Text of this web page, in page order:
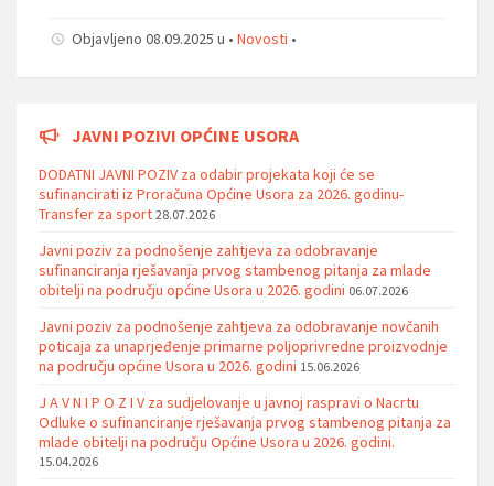
Objavljeno 08.09.2025 u • Novosti •
JAVNI POZIVI OPĆINE USORA
DODATNI JAVNI POZIV za odabir projekata koji će se
sufinancirati iz Proračuna Općine Usora za 2026. godinu-
Transfer za sport 28.07.2026
Javni poziv za podnošenje zahtjeva za odobravanje
sufinanciranja rješavanja prvog stambenog pitanja za mlade
obitelji na području općine Usora u 2026. godini 06.07.2026
Javni poziv za podnošenje zahtjeva za odobravanje novčanih
poticaja za unaprjeđenje primarne poljoprivredne proizvodnje
na području općine Usora u 2026. godini 15.06.2026
J A V N I P O Z I V za sudjelovanje u javnoj raspravi o Nacrtu
Odluke o sufinanciranje rješavanja prvog stambenog pitanja za
mlade obitelji na području Općine Usora u 2026. godini.
15.04.2026